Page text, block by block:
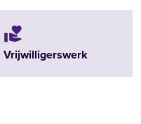
volunteer_activism
Vrijwilligerswerk